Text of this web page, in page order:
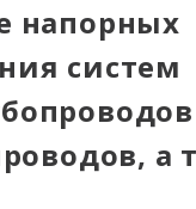
напорных
систем
а